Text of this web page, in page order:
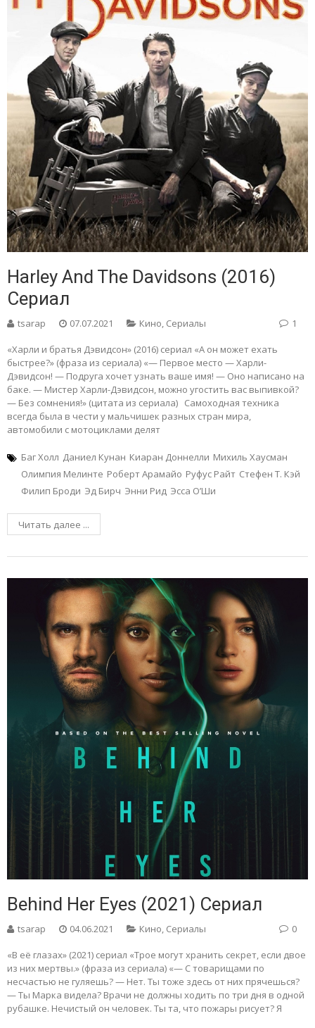
Harley And The Davidsons (2016)
Сериал
tsarap 07.07.2021 Кино, Сериалы 1
«Харли и братья Дэвидсон» (2016) сериал «А он может ехать
быстрее?» (фраза из сериала) «— Первое место — Харли-
Дэвидсон! — Подруга хочет узнать ваше имя! — Оно написано на
баке. — Мистер Харли-Дэвидсон, можно угостить вас выпивкой?
— Без сомнения!» (цитата из сериала) Самоходная техника
всегда была в чести у мальчишек разных стран мира,
автомобили с мотоциклами делят
Баг Холл Даниел Кунан Киаран Доннелли Михиль Хаусман
Олимпия Мелинте Роберт Арамайо Руфус Райт Стефен Т. Кэй
Филип Броди Эд Бирч Энни Рид Эсса О’Ши
Читать далее ...
Behind Her Eyes (2021) Сериал
tsarap 04.06.2021 Кино, Сериалы 0
«В её глазах» (2021) сериал «Трое могут хранить секрет, если двое
из них мертвы.» (фраза из сериала) «— С товарищами по
несчастью не гуляешь? — Нет. Ты тоже здесь от них прячешься?
— Ты Марка видела? Врачи не должны ходить по три дня в одной
рубашке. Нечистый он человек. Ты та, что пожары рисует? Я